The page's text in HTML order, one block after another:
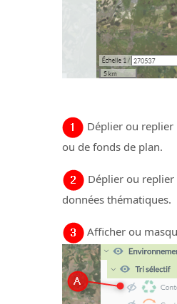
Déplier ou replier
ou de fonds de plan.
Déplier ou
données thématiques.
Afficher ou